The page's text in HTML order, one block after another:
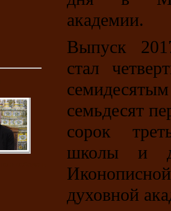
академии.
Выпуск
стал
семьдесят
сорок
школы и
духовной